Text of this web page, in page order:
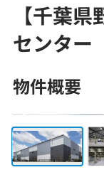
【千葉
センター
物件概要